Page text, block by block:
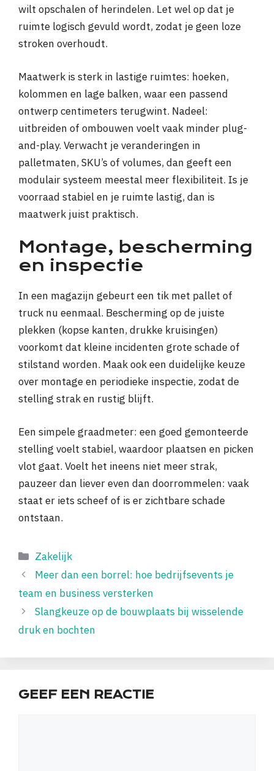
wilt opschalen of herindelen. Let wel op dat je
ruimte logisch gevuld wordt, zodat je geen loze
stroken overhoudt.
Maatwerk is sterk in lastige ruimtes: hoeken,
kolommen en lage balken, waar een passend
ontwerp centimeters terugwint. Nadeel:
uitbreiden of ombouwen voelt vaak minder plug-
and-play. Verwacht je veranderingen in
palletmaten, SKU’s of volumes, dan geeft een
modulair systeem meestal meer flexibiliteit. Is je
voorraad stabiel en je ruimte lastig, dan is
maatwerk juist praktisch.
Montage, bescherming
en inspectie
In een magazijn gebeurt een tik met pallet of
truck nu eenmaal. Bescherming op de juiste
plekken (kopse kanten, drukke kruisingen)
voorkomt dat kleine incidenten grote schade of
stilstand worden. Maak ook een duidelijke keuze
over montage en periodieke inspectie, zodat de
stelling strak en rustig blijft.
Een simpele graadmeter: een goed gemonteerde
stelling voelt stabiel, waardoor plaatsen en picken
vlot gaat. Voelt het ineens niet meer strak,
pauzeer dan liever even dan doorrommelen: vaak
staat er iets scheef of is er zichtbare schade
ontstaan.
Categorieën
Zakelijk
Meer dan een borrel: hoe bedrijfsevents je
team en business versterken
Slangkeuze op de bouwplaats bij wisselende
druk en bochten
GEEF EEN REACTIE